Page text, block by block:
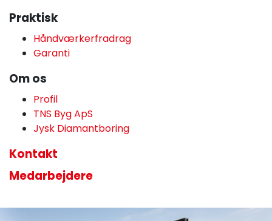
Praktisk
Håndværkerfradrag
Garanti
Om os
Profil
TNS Byg ApS
Jysk Diamantboring
Kontakt
Medarbejdere